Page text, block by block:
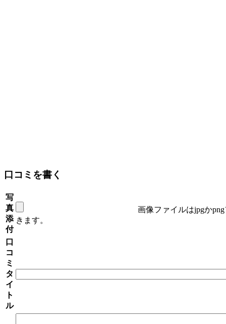
口コミを書く
写
真
添
付
画像ファイルはjpgか
きます。
口
コ
ミ
タ
イ
ト
ル